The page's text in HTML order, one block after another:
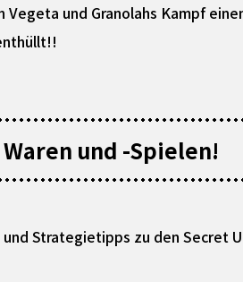
und Granolahs Kampf
und -Spielen!
Strategietipps zu den Secret